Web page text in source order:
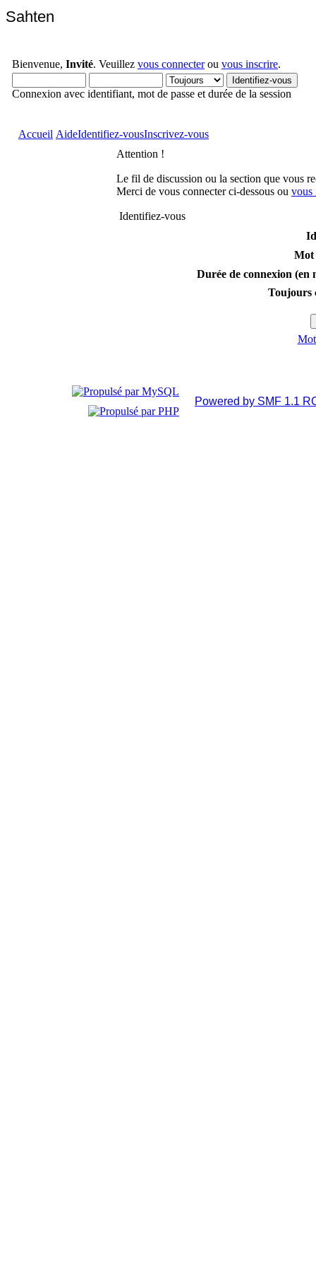
Sahten
Bienvenue, Invité. Veuillez vous connecterou vous inscrire.
Connexion avec identifiant, mot de passe et durée de la session
Accueil AideIdentifiez-vousInscrivez-vous
Attention !
Le fil de discussion ou la section que vous
Merci de vous connecter ci-dessous ou vous
Identifiez-vous
Mot
Durée de connexion (en
Toujours
Powered by SMF 1.1